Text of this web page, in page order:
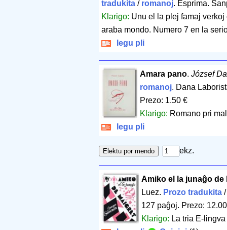
tradukita / romanoj. Esprima.
Klarigo: Unu el la plej famaj
araba mondo. Numero 7 en la
legu pli
Amara pano. József
romanoj. Dana
Prezo: 1.50 €
Klarigo: Romano pri
legu pli
ekz.
Amiko el la junaĝo de
Luez. Prozo tradukita
127 paĝoj. Prezo:
Klarigo: La tria E-